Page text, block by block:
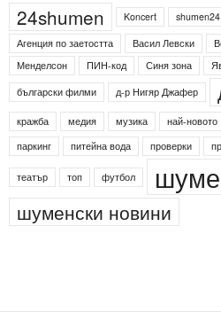
24shumen Koncert shumen24
Агенция по заетостта
Васил Левски
Менделсон
ПИН-код Синя зона
български филми
д-р Нигяр Джафер
кражба медия музика най-новото
паркинг питейна вода проверки
театър топ футбол
шуменски новини